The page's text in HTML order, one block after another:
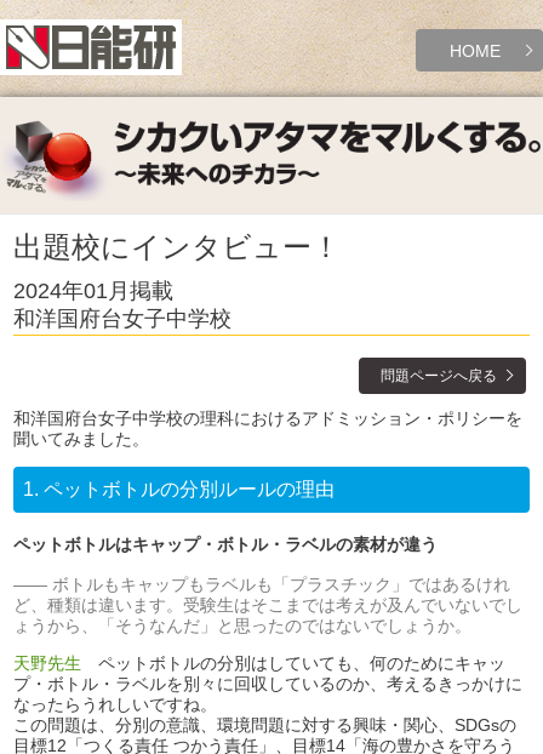
HOME
出題校にインタビュー！
2024年01月掲載
和洋国府台女子中学校
問題ページへ戻る
和洋国府台女子中学校の理科におけるアドミッション・ポリシーを
聞いてみました。
1. ペットボトルの分別ルールの理由
ペットボトルはキャップ・ボトル・ラベルの素材が違う
ボトルもキャップもラベルも「プラスチック」ではあるけれ
ど、種類は違います。受験生はそこまでは考えが及んでいないでし
ょうから、「そうなんだ」と思ったのではないでしょうか。
天野先生 ペットボトルの分別はしていても、何のためにキャッ
プ・ボトル・ラベルを別々に回収しているのか、考えるきっかけに
なったらうれしいですね。
この問題は、分別の意識、環境問題に対する興味・関心、SDGsの
目標12「つくる責任 つかう責任」、目標14「海の豊かさを守ろう